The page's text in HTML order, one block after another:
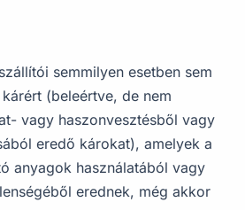
semmilyen esetben sem
(beleértve, de nem
vagy haszonvesztésből vagy
eredő károkat), amelyek a
anyagok használatából vagy
erednek, még akkor